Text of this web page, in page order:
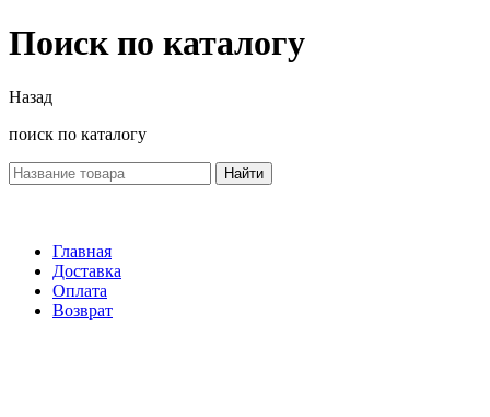
Поиск по каталогу
Назад
поиск по каталогу
Найти
Главная
Доставка
Оплата
Возврат